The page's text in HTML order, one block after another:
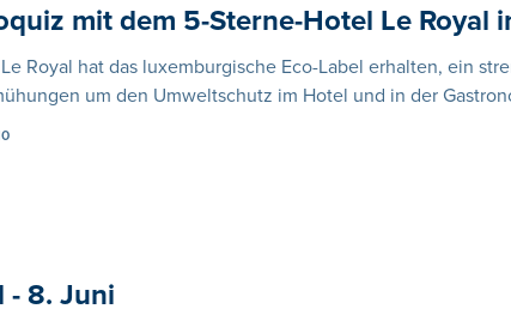
mit dem 5-Sterne-Hotel Le Royal
Royal hat das luxemburgische Eco-Label erhalten, ein
um den Umweltschutz im Hotel und in der
- 8. Juni